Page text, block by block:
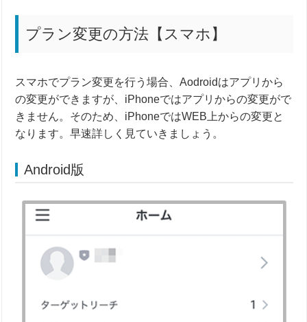
プラン変更の方法【スマホ】
スマホでプラン変更を行う場合、Aodroidはアプリから
の変更ができますが、iPhoneではアプリからの変更がで
きません。そのため、iPhoneではWEB上からの変更と
なります。早速詳しく見ていきましょう。
Android版